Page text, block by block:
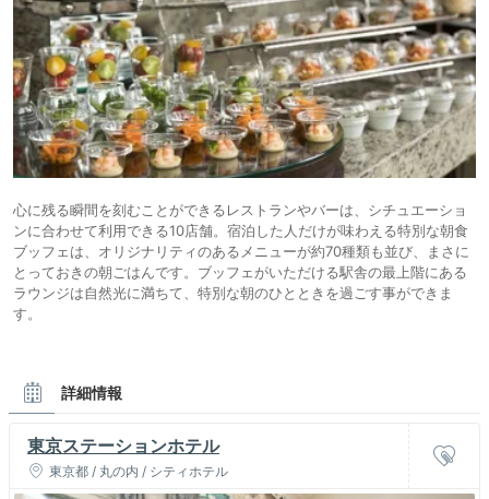
心に残る瞬間を刻むことができるレストランやバーは、シチュエーショ
ンに合わせて利用できる10店舗。宿泊した人だけが味わえる特別な朝食
ブッフェは、オリジナリティのあるメニューが約70種類も並び、まさに
とっておきの朝ごはんです。ブッフェがいただける駅舎の最上階にある
ラウンジは自然光に満ちて、特別な朝のひとときを過ごす事ができま
す。
詳細情報
東京ステーションホテル
東京都 / 丸の内 / シティホテル